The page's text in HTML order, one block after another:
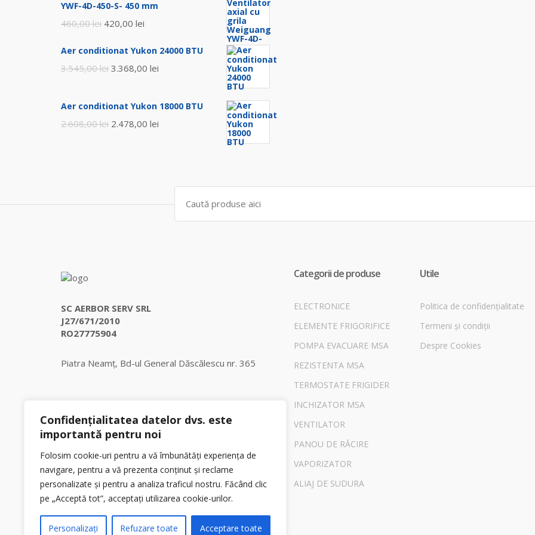
Confidențialitatea datelor dvs. este
importantă pentru noi
Folosim cookie-uri pentru a vă îmbunătăți experiența de
navigare, pentru a vă prezenta conținut și reclame
personalizate și pentru a analiza traficul nostru. Făcând clic
pe „Acceptă tot”, acceptați utilizarea cookie-urilor.
Personalizați Refuzare toate Acceptare toate
YWF-4D-450-S- 450 mm
460,00lei Prețul
a
fost:
420,00 lei
este:
420,00 lei.
Aer conditionat Yukon 24000 BTU
3.545,00lei Prețul
3.368,00 lei
este:
Aer conditionat Yukon 18000 BTU
2.608,00lei Prețul
2.478,00 lei
Search
for:
SC AERBOR SERV SRL
J27/671/2010
RO27775904
Piatra Neamț, Bd-ul General Dăscălescu nr. 365
Categorii de produse
ELECTRONICE
ELEMENTE FRIGORIFICE
POMPA EVACUARE MSA
REZISTENTA MSA
TERMOSTATE FRIGIDER
INCHIZATOR MSA
VENTILATOR
PANOU DE RĂCIRE
VAPORIZATOR
ALIAJ DE SUDURA
Utile
Politica de confidențialitate
Termeni și condiții
Despre Cookies